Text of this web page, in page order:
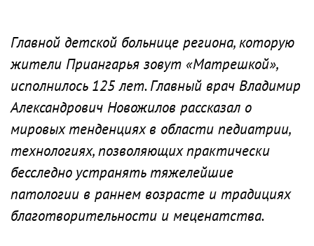
Главной детской больнице региона, которую
жители Приангарья зовут «Матрешкой»,
исполнилось 125 лет. Главный врач Владимир
Александрович Новожилов рассказал о
мировых тенденциях в области педиатрии,
технологиях, позволяющих практически
бесследно устранять тяжелейшие
патологии в раннем возрасте и традициях
благотворительности и меценатства.